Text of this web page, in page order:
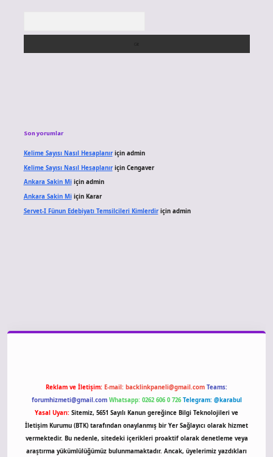
Son yorumlar
Kelime Sayısı Nasıl Hesaplanıriçin admin
Kelime Sayısı Nasıl Hesaplanıriçin Cengaver
Ankara Sakin Miiçin admin
Ankara Sakin Miiçin Karar
Servet-I Fünun Edebiyatı Temsilcileri Kimlerdiriçin admin
Reklam ve İletişim: E-mail: backlinkpaneli@gmail.com Teams:
forumhizmeti@gmail.com Whatsapp: 0262 606 0 726 Telegram: @karabul
Yasal Uyarı: Sitemiz, 5651 Sayılı Kanun gereğince Bilgi Teknolojileri ve
İletişim Kurumu (BTK) tarafından onaylanmış bir Yer Sağlayıcı olarak hizmet
vermektedir. Bu nedenle, sitedeki içerikleri proaktif olarak denetleme veya
araştırma yükümlülüğümüz bulunmamaktadır. Ancak, üyelerimiz yazdıkları